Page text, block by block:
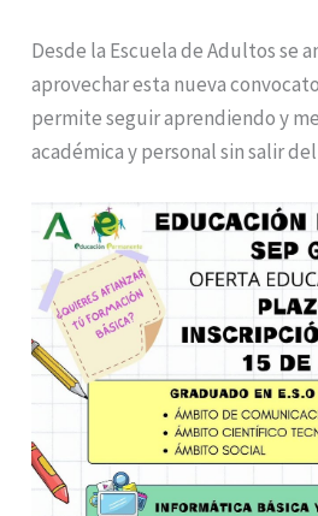
Desde la Escuela de Adultos se
aprovechar esta nueva
permite seguir aprendiendo y
académica y personal sin salir